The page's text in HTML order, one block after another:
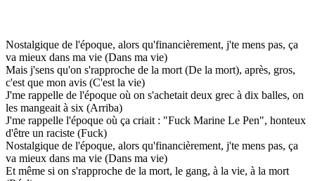
Nostalgique de l'époque, alors qu'financièrement, j'te mens pas, ça
va mieux dans ma vie (Dans ma vie)
Mais j'sens qu'on s'rapproche de la mort (De la mort), après, gros,
c'est que mon avis (C'est la vie)
J'me rappelle de l'époque où on s'achetait deux grec à dix balles, on
les mangeait à six (Arriba)
J'me rappelle l'époque où ça criait : "Fuck Marine Le Pen", honteux
d'être un raciste (Fuck)
Nostalgique de l'époque, alors qu'financièrement, j'te mens pas, ça
va mieux dans ma vie (Dans ma vie)
Et même si on s'rapproche de la mort, le gang, à la vie, à la mort